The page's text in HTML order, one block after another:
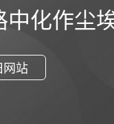
化作尘
站